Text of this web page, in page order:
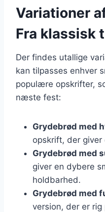
Variationer
Fra klassisk
Der findes utallige
kan tilpasses enhver
populære opskrifter,
næste fest:
Grydebrød med
opskrift, der
Grydebrød med
giver en dybere
holdbarhed.
Grydebrød med
version, der er rig